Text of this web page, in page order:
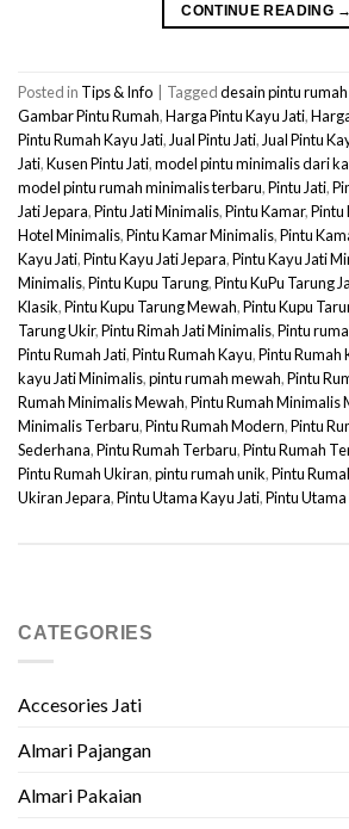
CONTINUE READING →
Posted in Tips & Info Taggeddesain pintu
Gambar Pintu Rumah,Harga Pintu Kayu Jati,
Pintu Rumah Kayu Jati,Jual Pintu Jati,Jual Pintu
Jati,Kusen Pintu Jati,model pintu minimalis dari
model pintu rumah minimalis terbaru,Pintu Jati,
Jati Jepara,Pintu Jati Minimalis,Pintu Kamar,Pintu
Hotel Minimalis,Pintu Kamar Minimalis,Pintu
Kayu Jati,Pintu Kayu Jati Jepara,Pintu Kayu Jati
Minimalis,Pintu Kupu Tarung,Pintu KuPu Tarung
Klasik,Pintu Kupu Tarung Mewah,Pintu Kupu
Tarung Ukir,Pintu Rimah Jati Minimalis,Pintu
Pintu Rumah Jati,Pintu Rumah Kayu,Pintu Rumah
kayu Jati Minimalis,pintu rumah mewah,Pintu
Rumah Minimalis Mewah,Pintu Rumah Minimalis
Minimalis Terbaru,Pintu Rumah Modern,Pintu
Sederhana,Pintu Rumah Terbaru,Pintu Rumah
Pintu Rumah Ukiran,pintu rumah unik,Pintu
Ukiran Jepara,Pintu Utama Kayu Jati,Pintu
CATEGORIES
Accesories Jati
Almari Pajangan
Almari Pakaian